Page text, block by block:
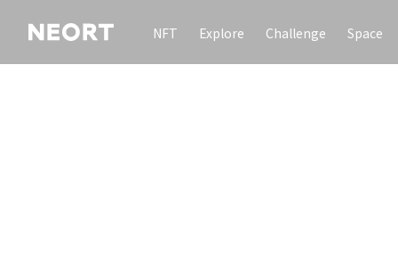
NFT Explore Challenge Space